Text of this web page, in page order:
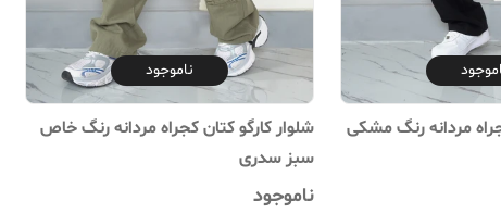
مردانه رنگ مشکی
ناموجود
شلوار کارگو کتان کجراه مردانه رنگ خاص
سبز سدری
ناموجود